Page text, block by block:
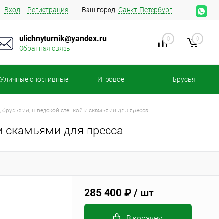
Вход Регистрация Ваш город: Санкт-Петербург
ulichnyturnik@yandex.ru
Обратная связь
0 0
Уличные спортивные
площадки
Игровое
оборудование
Брусья
шведской стенкой и скамьями для пресса
скамьями для пресса
285 400 ₽ / шт